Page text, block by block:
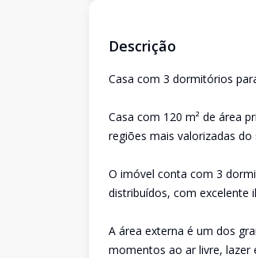
Descrição
Casa com 3 dormitórios
Casa com 120 m² de área
regiões mais valorizadas do
O imóvel conta com 3
distribuídos, com excelente
A área externa é um dos
momentos ao ar livre, lazer